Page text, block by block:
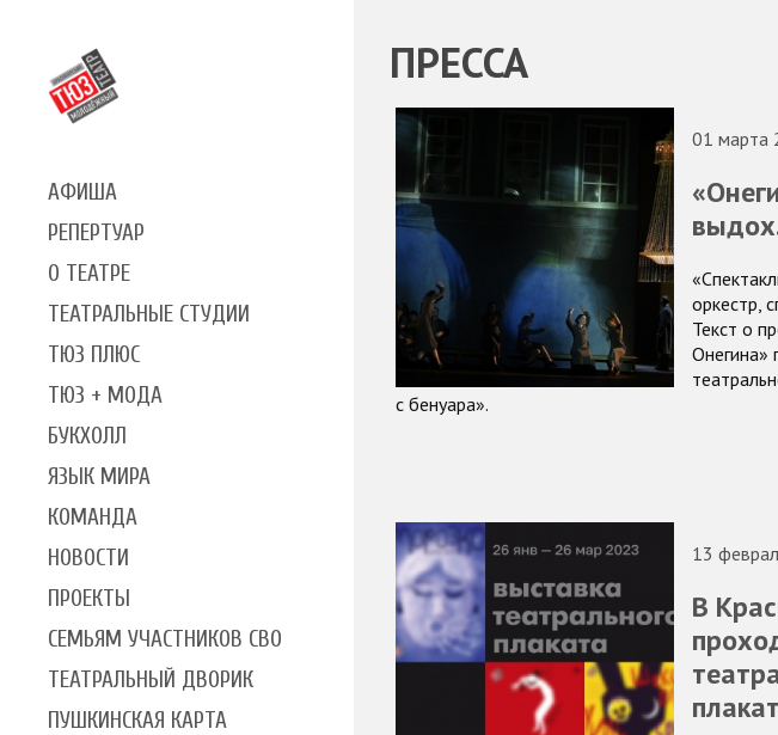
АФИША
РЕПЕРТУАР
О ТЕАТРЕ
ТЕАТРАЛЬНЫЕ СТУДИИ
ТЮЗ ПЛЮС
ТЮЗ + МОДА
БУКХОЛЛ
ЯЗЫК МИРА
КОМАНДА
НОВОСТИ
ПРОЕКТЫ
СЕМЬЯМ УЧАСТНИКОВ СВО
ТЕАТРАЛЬНЫЙ ДВОРИК
ПУШКИНСКАЯ КАРТА
ПРЕССА
01 марта
оркестр,
Текст о
Онегина»
с бенуара».
13
В